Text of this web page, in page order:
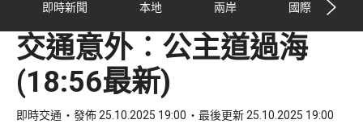
即時新聞 本地 兩岸 國際
交通意外︰公主道過海
(18:56最新)
即時交通 發佈 25.10.2025 19:00 最後更新 25.10.2025 19:00